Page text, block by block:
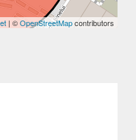
| ©OpenStreetMapcontributors